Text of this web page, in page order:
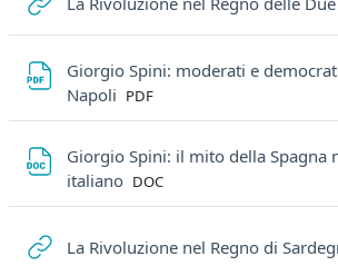
Giorgio Spini: moderati e
Napoli File
PDF
Giorgio Spini: il mito della Spagna
italiano File
DOC
La Rivoluzione nel Regno di